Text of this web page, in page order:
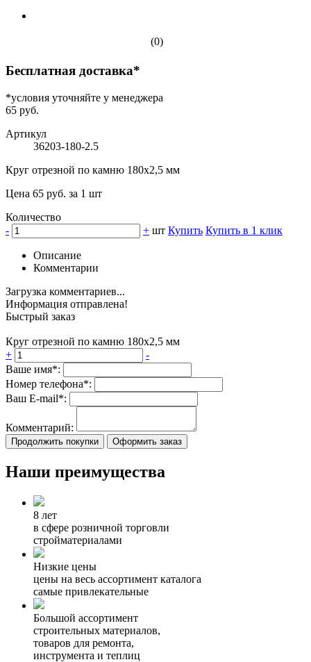
(0)
Бесплатная доставка*
*условия уточняйте у менеджера
65 руб.
Артикул
36203-180-2.5
Круг отрезной по камню 180х2,5 мм
Цена 65 руб. за 1 шт
Количество
-
+ шт Купить Купить в 1 клик
Описание
Комментарии
Загрузка комментариев...
Информация отправлена!
Быстрый заказ
Круг отрезной по камню 180х2,5 мм
+
-
Ваше имя*:
Номер телефона*:
Ваш E-mail*:
Комментарий:
Продолжить покупки Оформить заказ
Наши преимущества
8 лет
в сфере розничной торговли
стройматериалами
Низкие цены
цены на весь ассортимент каталога
самые привлекательные
Большой ассортимент
строительных материалов,
товаров для ремонта,
инструмента и теплиц